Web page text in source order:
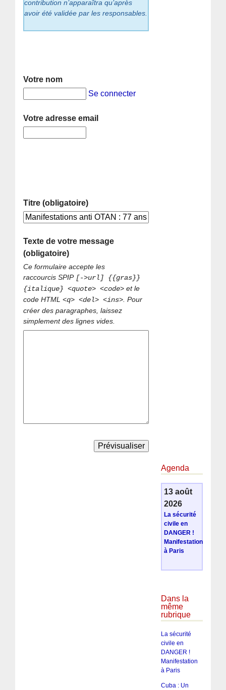
contribution n’apparaîtra qu’après
avoir été validée par les responsables.
Votre nom
Se connecter
Votre adresse email
Titre (obligatoire)
Texte de votre message
(obligatoire)
Ce formulaire accepte les
raccourcis SPIP [->url] {{gras}}
{italique} <quote> <code> et le
code HTML<q> <del> <ins>. Pour
créer des paragraphes, laissez
simplement des lignes vides.
Agenda
13 août
2026
La sécurité
civile en
DANGER !
Manifestation
à Paris
Dans la
même
rubrique
La sécurité
civile en
DANGER !
Manifestation
à Paris
Cuba : Un